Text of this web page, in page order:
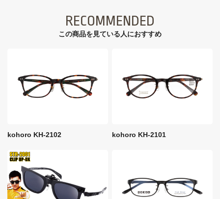
RECOMMENDED
この商品を見ている⼈におすすめ
kohoro KH-2102 kohoro KH-2101